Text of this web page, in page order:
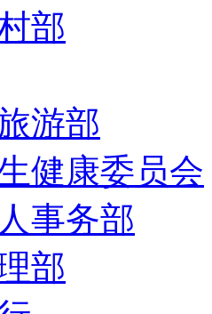
部
游部
健康委员会
事务部
部